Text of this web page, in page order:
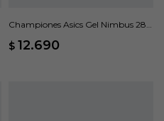
Championes Asics Gel Nimbus 28 -
$ 12.690